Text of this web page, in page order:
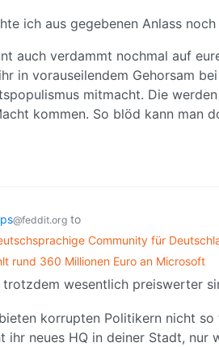
ich aus gegebenen Anlass noch
auch verdammt nochmal auf
in vorauseilendem Gehorsam
mitmacht. Die
kommen. So blöd kann man
@feddit.org to
Community für
rund 360 Millionen Euro an Microsoft
trotzdem wesentlich preiswerter
korrupten Politikern nicht
ihr neues HQ in deiner Stadt, nur